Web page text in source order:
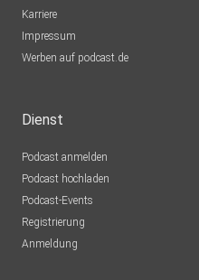
Karriere
Impressum
Werben auf podcast.de
Dienst
Podcast anmelden
Podcast hochladen
Podcast-Events
Registrierung
Anmeldung